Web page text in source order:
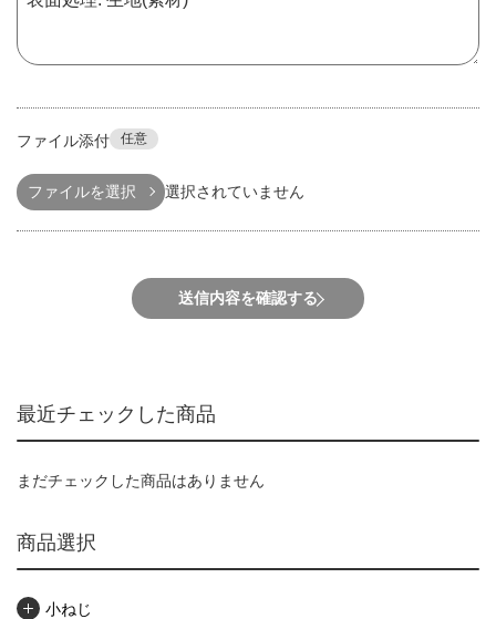
ファイル添付 任意
ファイルを選択 選択されていません
送信内容を確認する
最近チェックした商品
まだチェックした商品はありません
商品選択
小ねじ